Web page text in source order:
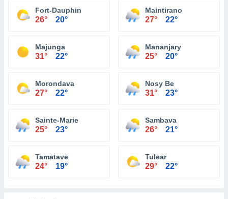
Fort-Dauphin
26° 20°
Maintirano
27° 22°
Majunga
31° 22°
Mananjary
25° 20°
Morondava
27° 22°
Nosy Be
31° 23°
Sainte-Marie
25° 23°
Sambava
26° 21°
Tamatave
24° 19°
Tulear
29° 22°